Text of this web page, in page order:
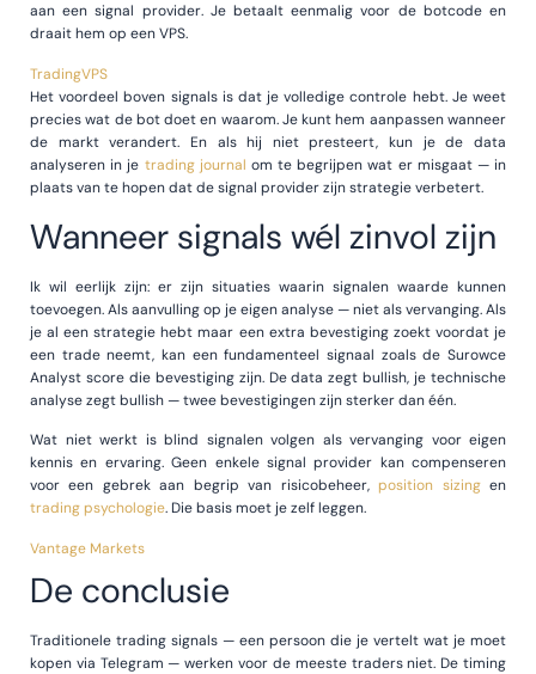
aan een signal provider. Je betaalt eenmalig voor de botcode en
draait hem op een VPS.
TradingVPS
Het voordeel boven signals is dat je volledige controle hebt. Je weet
precies wat de bot doet en waarom. Je kunt hem aanpassen wanneer
de markt verandert. En als hij niet presteert, kun je de data
analyseren in je trading journal om te begrijpen wat er misgaat — in
plaats van te hopen dat de signal provider zijn strategie verbetert.
Wanneer signals wél zinvol zijn
Ik wil eerlijk zijn: er zijn situaties waarin signalen waarde kunnen
toevoegen. Als aanvulling op je eigen analyse — niet als vervanging. Als
je al een strategie hebt maar een extra bevestiging zoekt voordat je
een trade neemt, kan een fundamenteel signaal zoals de Surowce
Analyst score die bevestiging zijn. De data zegt bullish, je technische
analyse zegt bullish — twee bevestigingen zijn sterker dan één.
Wat niet werkt is blind signalen volgen als vervanging voor eigen
kennis en ervaring. Geen enkele signal provider kan compenseren
voor een gebrek aan begrip van risicobeheer,position sizingen
trading psychologie. Die basis moet je zelf leggen.
Vantage Markets
De conclusie
Traditionele trading signals — een persoon die je vertelt wat je moet
kopen via Telegram — werken voor de meeste traders niet. De timing